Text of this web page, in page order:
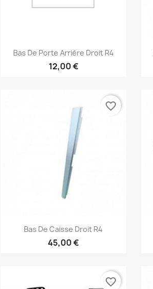
Aperçu rapide
Bas De Porte Arrière Droit R4
12,00 €
Aperçu rapide
Bas De Caisse Droit R4
45,00 €
favorite_border
favorite_border